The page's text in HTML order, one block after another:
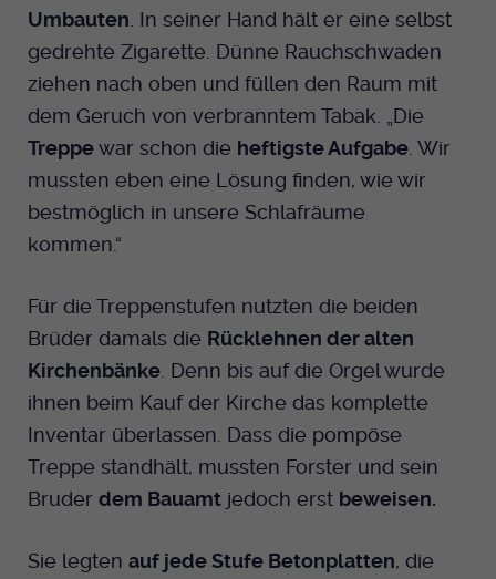
Umbauten . In seiner Hand hält er eine selbst
gedrehte Zigarette. Dünne Rauchschwaden
ziehen nach oben und füllen den Raum mit
dem Geruch von verbranntem Tabak. „Die
Treppewar schon die heftigste Aufgabe . Wir
mussten eben eine Lösung finden, wie wir
bestmöglich in unsere Schlafräume
kommen.“
Für die Treppenstufen nutzten die beiden
Brüder damals die Rücklehnen der alten
Kirchenbänke . Denn bis auf die Orgel wurde
ihnen beim Kauf der Kirche das komplette
Inventar überlassen. Dass die pompöse
Treppe standhält, mussten Forster und sein
Bruder dem Bauamt jedoch erst beweisen.
Sie legten auf jede Stufe Betonplatten, die